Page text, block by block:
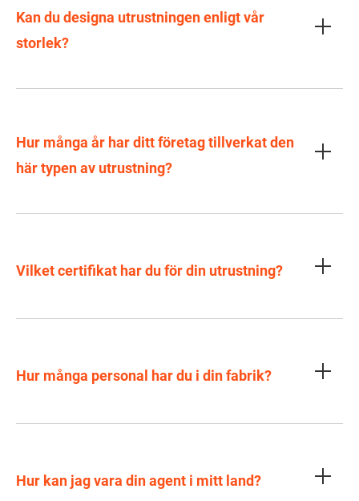
Kan du designa utrustningen enligt vår
storlek?
Hur många år har ditt företag tillverkat den
här typen av utrustning?
Vilket certifikat har du för din utrustning?
Hur många personal har du i din fabrik?
Hur kan jag vara din agent i mitt land?